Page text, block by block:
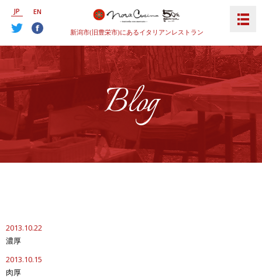
JP EN
新潟市(旧豊栄市)にあるイタリアンレストラン
Blog
2013.10.22
濃厚
2013.10.15
肉厚